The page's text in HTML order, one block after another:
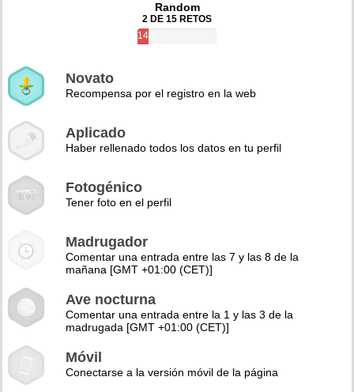
Random
2 DE 15 RETOS
14%
Novato
Recompensa por el registro en la web
Aplicado
Haber rellenado todos los datos en tu perfil
Fotogénico
Tener foto en el perfil
Madrugador
Comentar una entrada entre las 7 y las 8 de la
mañana [GMT +01:00 (CET)]
Ave nocturna
Comentar una entrada entre la 1 y las 3 de la
madrugada [GMT +01:00 (CET)]
Móvil
Conectarse a la versión móvil de la página